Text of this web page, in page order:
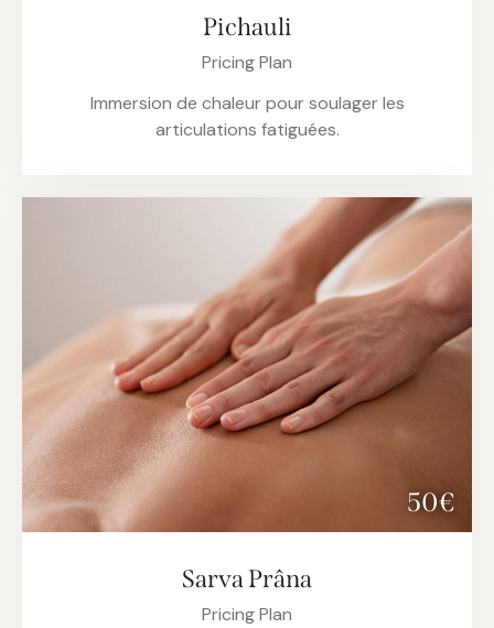
Pichauli
Pricing Plan
Immersion de chaleur pour soulager les
articulations fatiguées.
50€
Sarva Prâna
Pricing Plan